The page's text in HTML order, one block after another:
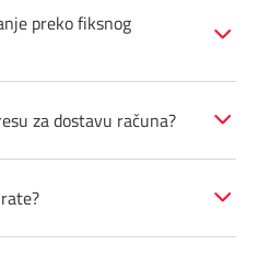
preko fiksnog
za dostavu računa?